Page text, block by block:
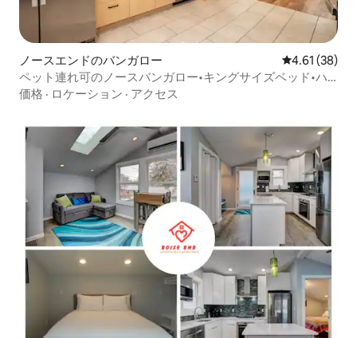
ノースエンドのバンガロー レビュー38
4.61 (38)
ペット連れ可のノースバンガロー•キングサイズベッド•ハ
イドパーク
価格 · ロケーション · アクセス